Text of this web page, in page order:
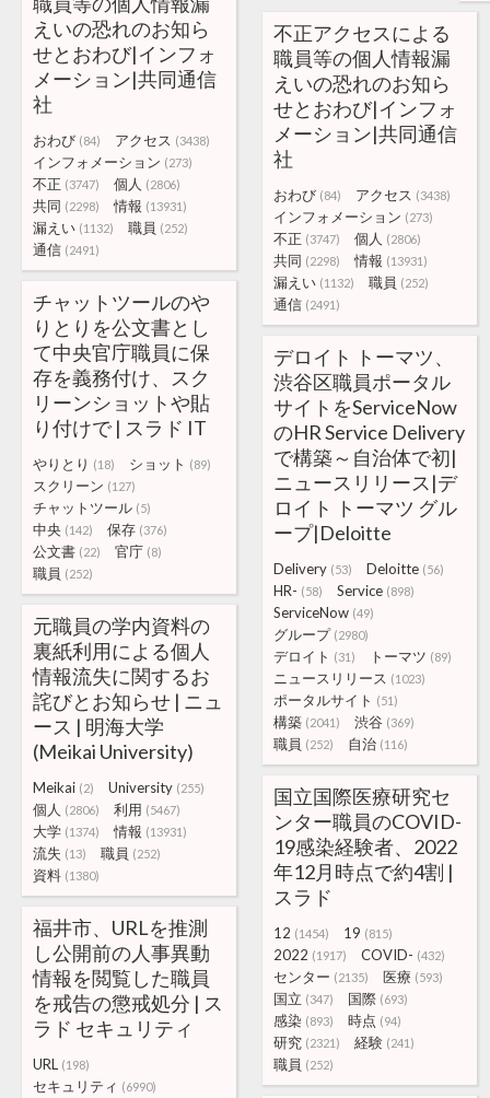
えいの恐れのお知ら
せとおわび|インフォ
メーション|共同通信
社
おわび (84) アクセス (3438)
インフォメーション (273)
不正 (3747) 個人 (2806)
共同 (2298) 情報 (13931)
漏えい (1132) 職員 (252)
通信 (2491)
不正アクセスによる
職員等の個人情報漏
えいの恐れのお知ら
せとおわび|インフォ
メーション|共同通信
社
おわび (84) アクセス (3438)
インフォメーション (273)
不正 (3747) 個人 (2806)
共同 (2298) 情報 (13931)
漏えい (1132) 職員 (252)
通信 (2491)
チャットツールのや
りとりを公文書とし
て中央官庁職員に保
存を義務付け、スク
リーンショットや貼
り付けで | スラド IT
やりとり (18) ショット (89)
スクリーン (127)
チャットツール (5)
中央 (142) 保存 (376)
公文書 (22) 官庁 (8)
職員 (252)
デロイト トーマツ、
渋谷区職員ポータル
サイトをServiceNow
のHR Service Delivery
で構築～自治体で初|
ニュースリリース|デ
ロイト トーマツ グル
ープ|Deloitte
Delivery (53) Deloitte (56)
HR- (58) Service (898)
ServiceNow (49)
グループ (2980)
デロイト (31) トーマツ (89)
ニュースリリース (1023)
ポータルサイト (51)
構築 (2041) 渋谷 (369)
職員 (252) 自治 (116)
元職員の学内資料の
裏紙利用による個人
情報流失に関するお
詫びとお知らせ | ニュ
ース | 明海大学
(Meikai University)
Meikai (2) University (255)
個人 (2806) 利用 (5467)
大学 (1374) 情報 (13931)
流失 (13) 職員 (252)
資料 (1380)
国立国際医療研究セ
ンター職員のCOVID-
19感染経験者、2022
年12月時点で約4割 |
スラド
12 (1454) 19 (815)
2022 (1917) COVID- (432)
センター (2135) 医療 (593)
国立 (347) 国際 (693)
感染 (893) 時点 (94)
研究 (2321) 経験 (241)
職員 (252)
福井市、URLを推測
し公開前の人事異動
情報を閲覧した職員
を戒告の懲戒処分 | ス
ラド セキュリティ
URL (198)
セキュリティ (6990)